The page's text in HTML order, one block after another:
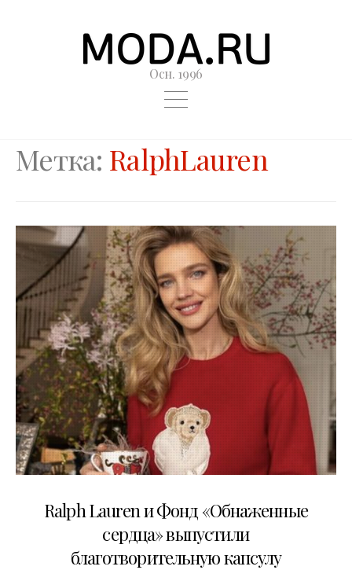
Осн. 1996
Метка: RalphLauren
Ralph Lauren и Фонд «Обнаженные
сердца» выпустили
благотворительную капсулу